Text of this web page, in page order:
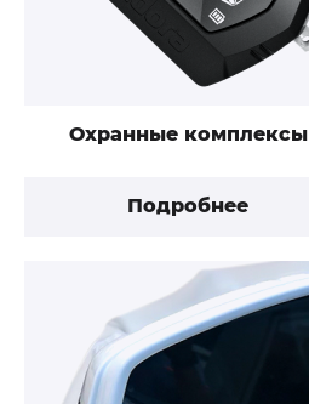
Охранные комплексы
Подробнее